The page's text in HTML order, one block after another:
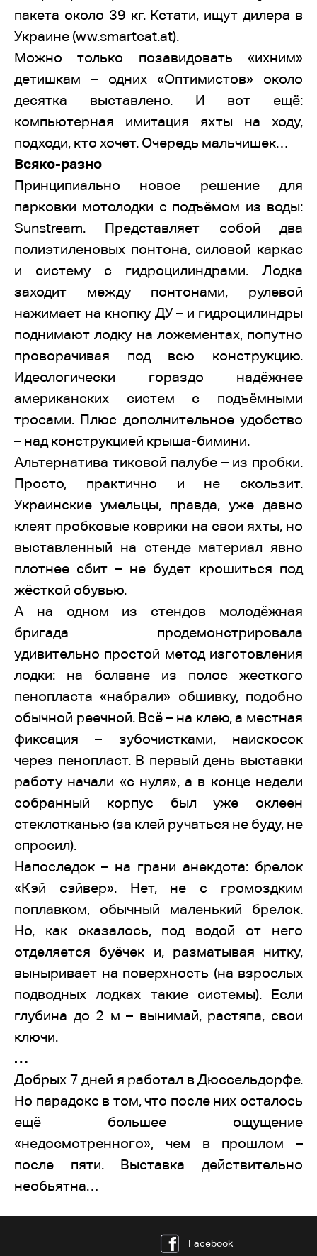
пакета около 39 кг. Кстати, ищут дилера в
Украине (ww.smartcat.at).
Можно только позавидовать «ихним»
детишкам – одних «Оптимистов» около
десятка выставлено. И вот ещё:
компьютерная имитация яхты на ходу,
подходи, кто хочет. Очередь мальчишек…
Всяко-разно
Принципиально новое решение для
парковки мотолодки с подъёмом из воды:
Sunstream. Представляет собой два
полиэтиленовых понтона, силовой каркас
и систему с гидроцилиндрами. Лодка
заходит между понтонами, рулевой
нажимает на кнопку ДУ – и гидроцилиндры
поднимают лодку на ложементах, попутно
проворачивая под всю конструкцию.
Идеологически гораздо надёжнее
американских систем с подъёмными
тросами. Плюс дополнительное удобство
– над конструкцией крыша-бимини.
Альтернатива тиковой палубе – из пробки.
Просто, практично и не скользит.
Украинские умельцы, правда, уже давно
клеят пробковые коврики на свои яхты, но
выставленный на стенде материал явно
плотнее сбит – не будет крошиться под
жёсткой обувью.
А на одном из стендов молодёжная
бригада продемонстрировала
удивительно простой метод изготовления
лодки: на болване из полос жесткого
пенопласта «набрали» обшивку, подобно
обычной реечной. Всё – на клею, а местная
фиксация – зубочистками, наискосок
через пенопласт. В первый день выставки
работу начали «с нуля», а в конце недели
собранный корпус был уже оклеен
стеклотканью (за клей ручаться не буду, не
спросил).
Напоследок – на грани анекдота: брелок
«Кэй сэйвер». Нет, не с громоздким
поплавком, обычный маленький брелок.
Но, как оказалось, под водой от него
отделяется буёчек и, разматывая нитку,
выныривает на поверхность (на взрослых
подводных лодках такие системы). Если
глубина до 2 м – вынимай, растяпа, свои
ключи.
…
Добрых 7 дней я работал в Дюссельдорфе.
Но парадокс в том, что после них осталось
ещё большее ощущение
«недосмотренного», чем в прошлом –
после пяти. Выставка действительно
необьятна…
Facebook